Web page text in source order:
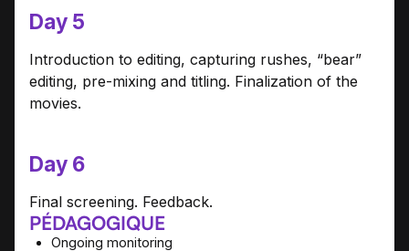
Day 5
Introduction to editing, capturing rushes, “bear”
editing, pre-mixing and titling. Finalization of the
movies.
Day 6
Final screening. Feedback.
PÉDAGOGIQUE
Ongoing monitoring